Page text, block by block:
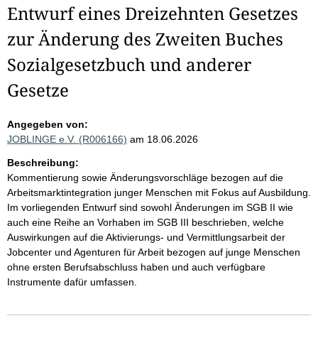
Entwurf eines Dreizehnten Gesetzes
zur Änderung des Zweiten Buches
Sozialgesetzbuch und anderer
Gesetze
Angegeben von:
JOBLINGE e.V. (R006166) am 18.06.2026
Beschreibung:
Kommentierung sowie Änderungsvorschläge bezogen auf die
Arbeitsmarktintegration junger Menschen mit Fokus auf Ausbildung.
Im vorliegenden Entwurf sind sowohl Änderungen im SGB II wie
auch eine Reihe an Vorhaben im SGB III beschrieben, welche
Auswirkungen auf die Aktivierungs- und Vermittlungsarbeit der
Jobcenter und Agenturen für Arbeit bezogen auf junge Menschen
ohne ersten Berufsabschluss haben und auch verfügbare
Instrumente dafür umfassen.